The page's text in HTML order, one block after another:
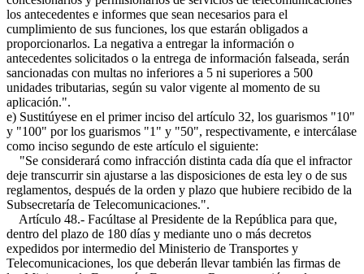
los antecedentes e informes que sean necesarios para el
cumplimiento de sus funciones, los que estarán obligados a
proporcionarlos. La negativa a entregar la información o
antecedentes solicitados o la entrega de información falseada, serán
sancionadas con multas no inferiores a 5 ni superiores a 500
unidades tributarias, según su valor vigente al momento de su
aplicación.".
e) Sustitúyese en el primer inciso del artículo 32, los guarismos "10"
y "100" por los guarismos "1" y "50", respectivamente, e intercálase
como inciso segundo de este artículo el siguiente:
"Se considerará como infracción distinta cada día que el infractor
deje transcurrir sin ajustarse a las disposiciones de esta ley o de sus
reglamentos, después de la orden y plazo que hubiere recibido de la
Subsecretaría de Telecomunicaciones.".
Artículo 48.- Facúltase al Presidente de la República para que,
dentro del plazo de 180 días y mediante uno o más decretos
expedidos por intermedio del Ministerio de Transportes y
Telecomunicaciones, los que deberán llevar también las firmas de